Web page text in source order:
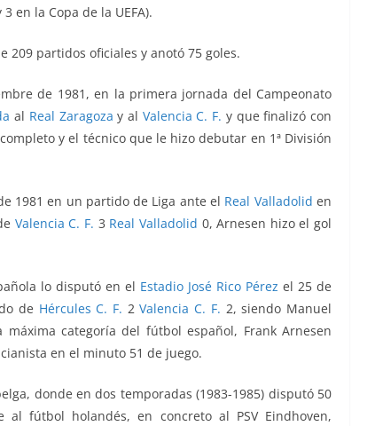
en la Copa de la UEFA).
209 partidos oficiales y anotó 75 goles.
de 1981, en la primera jornada del Campeonato
al Real Zaragoza y al Valencia C. F. y que finalizó con
y el técnico que le hizo debutar en 1ª División
1981 en un partido de Liga ante el Real Valladolid en
Valencia C. F. 3 Real Valladolid 0, Arnesen hizo el gol
lo disputó en el Estadio José Rico Pérez el 25 de
de Hércules C. F. 2Valencia C. F. 2, siendo Manuel
categoría del fútbol español, Frank Arnesen
en el minuto 51 de juego.
donde en dos temporadas (1983-1985) disputó 50
al fútbol holandés, en concreto al PSV Eindhoven,